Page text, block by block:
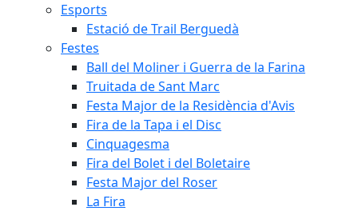
Esports
Estació de Trail Berguedà
Festes
Ball del Moliner i Guerra de la Farina
Truitada de Sant Marc
Festa Major de la Residència d'Avis
Fira de la Tapa i el Disc
Cinquagesma
Fira del Bolet i del Boletaire
Festa Major del Roser
La Fira